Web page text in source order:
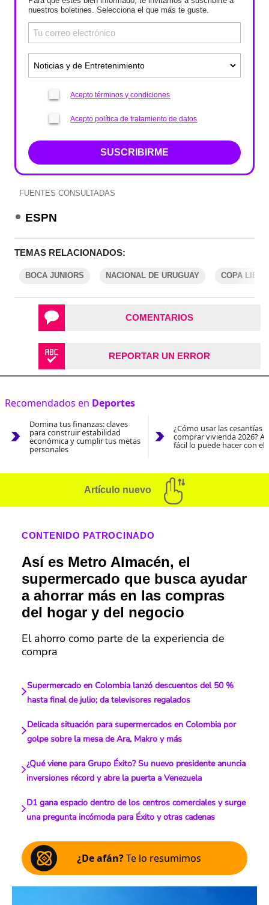
nuestros boletines. Selecciona el que más te guste.
Acepto términos y condiciones
Acepto política de tratamiento de datos
SUSCRIBIRME
FUENTES CONSULTADAS
ESPN
TEMAS RELACIONADOS:
BOCA JUNIORS NACIONAL DE URUGUAY COPA
COMENTARIOS
REPORTAR UN ERROR
Recomendados en Deportes
Domina tus finanzas: claves
para construir estabilidad
económica y cumplir tus metas
personales
¿Cómo usar las cesantías
comprar vivienda 2026?
fácil lo puede hacer con el
Artículo nuevo
CONTENIDO PATROCINADO
Así es Metro Almacén, el
supermercado que busca ayudar
a ahorrar más en las compras
del hogar y del negocio
El ahorro como parte de la experiencia de
compra
Supermercado en Colombia lanzó descuentos del 50 %
hasta final de julio; da televisores regalados
Delicada situación para supermercados en Colombia por
golpe sobre la mesa de Ara, Makro y más
¿Qué viene para Grupo Éxito? Su nuevo presidente anuncia
inversiones récord y abre la puerta a Venezuela
D1 gana espacio dentro de los centros comerciales y surge
una pregunta incómoda para Éxito y otras cadenas
¿De afán?Te lo resumimos